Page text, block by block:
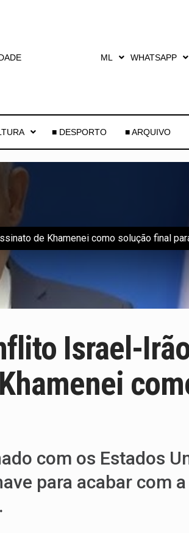
ML WHATSAPP
■ DESPORTO ■ ARQUIVO
de Khamenei como solução final
Israel-
com os Estados
para acabar com